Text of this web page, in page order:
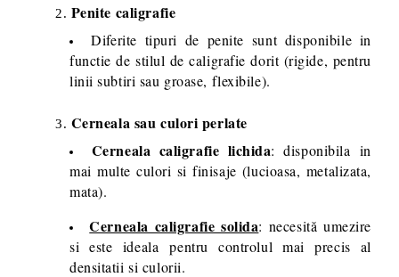
Penite caligrafie
Diferite tipuri de penite sunt disponibile in
functie de stilul de caligrafie dorit (rigide, pentru
linii subtiri sau groase, flexibile).
Cerneala sau culori perlate
Cerneala caligrafie lichida: disponibila in
mai multe culori si finisaje (lucioasa, metalizata,
mata).
Cerneala caligrafie solida: necesită umezire
si este ideala pentru controlul mai precis al
densitatii si culorii.